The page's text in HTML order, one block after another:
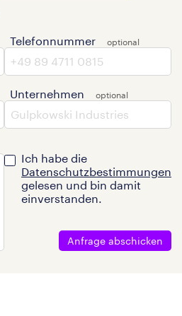
Telefonnummer
Unternehmen
Ich habe die
Datenschutzbestimmungen
gelesen und bin damit
einverstanden.
Anfrage abschicken